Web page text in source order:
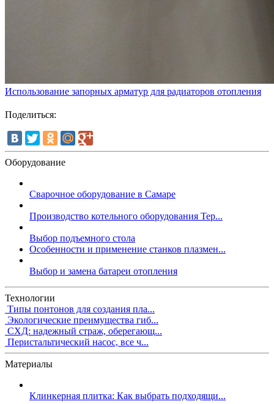
Использование запорных арматур для радиаторов отопления
Поделиться:
Оборудование
Сварочное оборудование в Самаре
Производство котельного оборудования Тер...
Выбор подъемного стола
Особенности и применение станков плазмен...
Выбор и замена батареи отопления
Технологии
Типы понтонов для создания пла...
Экологические преимущества гиб...
СХД: надежный страж, оберегающ...
Перистальтический насос, все ч...
Материалы
Клинкерная плитка: Как выбрать подходящи...